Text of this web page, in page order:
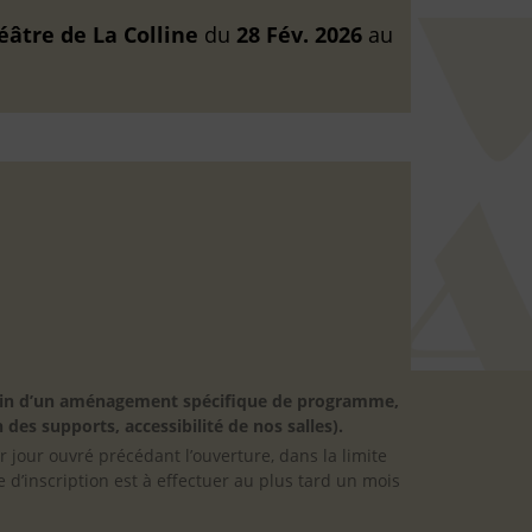
de La Colline du 28 Fév. 2026 au
d’un aménagement spécifique de programme,
supports, accessibilité de nos salles).
jour ouvré précédant l’ouverture, dans la limite
est à effectuer au plus tard un mois